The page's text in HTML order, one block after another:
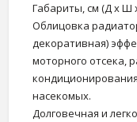
Габариты, см (Д х Ш
Облицовка
декоративная)
моторного отсека,
насекомых.
Долговечная и